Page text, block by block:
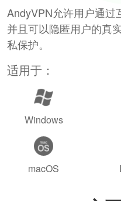
AndyVPN允许用户通过
并且可以隐匿用户的真
私保护。
适用于：
Windows
macOS